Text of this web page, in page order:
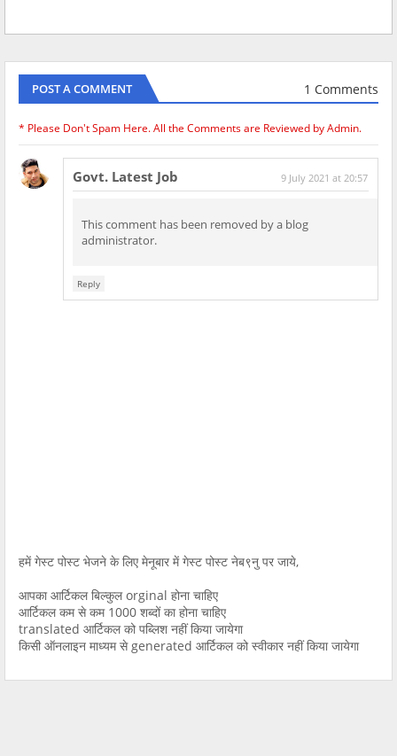
POST A COMMENT 1 Comments
* Please Don't Spam Here. All the Comments are Reviewed by Admin.
Govt. Latest Job 9 July 2021 at 20:57
This comment has been removed by a blog
administrator.
Reply
हमें गेस्ट पोस्ट भेजने के लिए मेनूबार में गेस्ट पोस्ट नेब९नु पर जाये,
आपका आर्टिकल बिल्कुल orginal होना चाहिए
आर्टिकल कम से कम 1000 शब्दों का होना चाहिए
translated आर्टिकल को पब्लिश नहीं किया जायेगा
किसी ऑनलाइन माध्यम से generated आर्टिकल को स्वीकार नहीं किया जायेगा